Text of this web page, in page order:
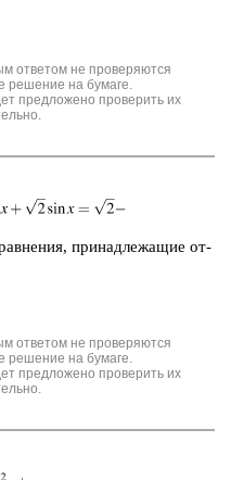
ответом не проверяются
решение на бумаге.
предложено проверить их
при­над­ле­жа­щие от­
ответом не проверяются
решение на бумаге.
предложено проверить их